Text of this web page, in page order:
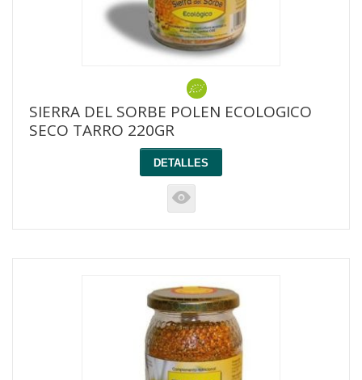
SIERRA DEL SORBE POLEN ECOLOGICO
SECO TARRO 220GR
DETALLES
K